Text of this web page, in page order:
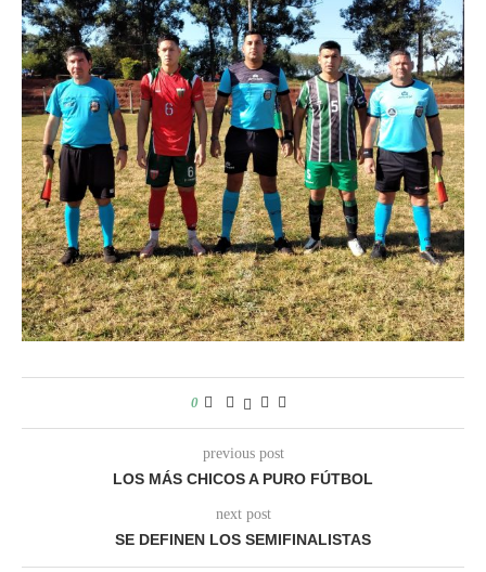
0
previous post
LOS MÁS CHICOS A PURO FÚTBOL
next post
SE DEFINEN LOS SEMIFINALISTAS